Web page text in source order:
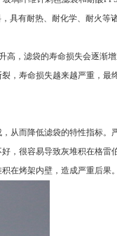
具有耐热、耐化学、耐火等诸
高，滤袋的寿命损失会逐渐
，寿命损失越来越严重，
从而降低滤袋的特性指标。
，很容易导致灰堆积在格雷
在烤架内壁，造成严重后果。